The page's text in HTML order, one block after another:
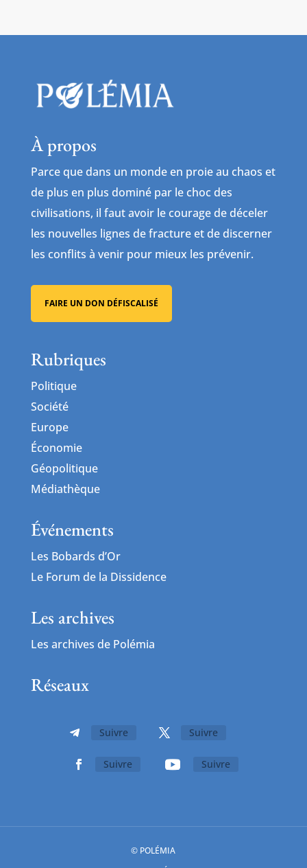
À propos
Parce que dans un monde en proie au chaos et
de plus en plus dominé par le choc des
civilisations, il faut avoir le courage de déceler
les nouvelles lignes de fracture et de discerner
les conflits à venir pour mieux les prévenir.
FAIRE UN DON DÉFISCALISÉ
Rubriques
Politique
Société
Europe
Économie
Géopolitique
Médiathèque
Événements
Les Bobards d’Or
Le Forum de la Dissidence
Les archives
Les archives de Polémia
Réseaux
Suivre Suivre
Suivre Suivre
© POLÉMIA